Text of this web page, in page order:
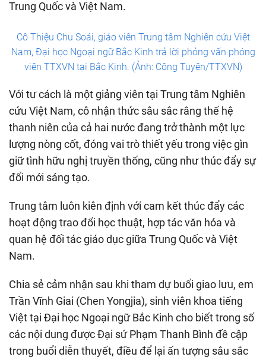
Trung Quốc và Việt Nam.
Cô Thiệu Chu Soái, giáo viên Trung tâm Nghiên cứu Việt
Nam, Đại học Ngoại ngữ Bắc Kinh trả lời phỏng vấn phóng
viên TTXVN tại Bắc Kinh. (Ảnh: Công Tuyên/TTXVN)
Với tư cách là một giảng viên tại Trung tâm Nghiên
cứu Việt Nam, cô nhận thức sâu sắc rằng thế hệ
thanh niên của cả hai nước đang trở thành một lực
lượng nòng cốt, đóng vai trò thiết yếu trong việc gìn
giữ tình hữu nghị truyền thống, cũng như thúc đẩy sự
đổi mới sáng tạo.
Trung tâm luôn kiên định với cam kết thúc đẩy các
hoạt động trao đổi học thuật, hợp tác văn hóa và
quan hệ đối tác giáo dục giữa Trung Quốc và Việt
Nam.
Chia sẻ cảm nhận sau khi tham dự buổi giao lưu, em
Trần Vĩnh Giai (Chen Yongjia), sinh viên khoa tiếng
Việt tại Đại học Ngoại ngữ Bắc Kinh cho biết trong số
các nội dung được Đại sứ Phạm Thanh Bình đề cập
trong buổi diễn thuyết, điều để lại ấn tượng sâu sắc